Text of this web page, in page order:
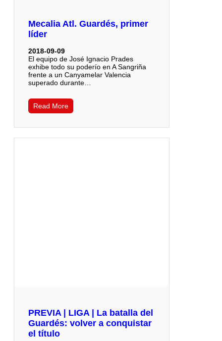
Mecalia Atl. Guardés, primer
líder
2018-09-09
El equipo de José Ignacio Prades
exhibe todo su poderío en A Sangriña
frente a un Canyamelar Valencia
superado durante…
Read More
PREVIA | LIGA | La batalla del
Guardés: volver a conquistar
el título